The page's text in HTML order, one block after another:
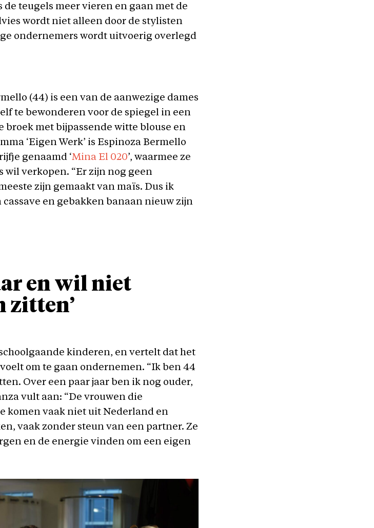
de teugels meer vieren en gaan met de
wordt niet alleen door de stylisten
ondernemers wordt uitvoerig overlegd
(44) is een van de aanwezige dames
te bewonderen voor de spiegel in een
met bijpassende witte blouse en
‘Eigen Werk’ is Espinoza Bermello
genaamd ‘Mina El 020’, waarmee ze
wil verkopen. “Er zijn nog geen
zijn gemaakt van maïs. Dus ik
en gebakken banaan nieuw zijn
en wil niet
zitten’
kinderen, en vertelt dat het
om te gaan ondernemen. “Ik ben 44
Over een paar jaar ben ik nog ouder,
vult aan: “De vrouwen die
komen vaak niet uit Nederland en
vaak zonder steun van een partner. Ze
en de energie vinden om een eigen